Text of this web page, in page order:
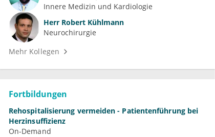
Innere Medizin und Kardiologie
Herr Robert Kühlmann
Neurochirurgie
Mehr Kollegen
Fortbildungen
Rehospitalisierung vermeiden - Patientenführung bei
Herzinsuffizienz
On-Demand